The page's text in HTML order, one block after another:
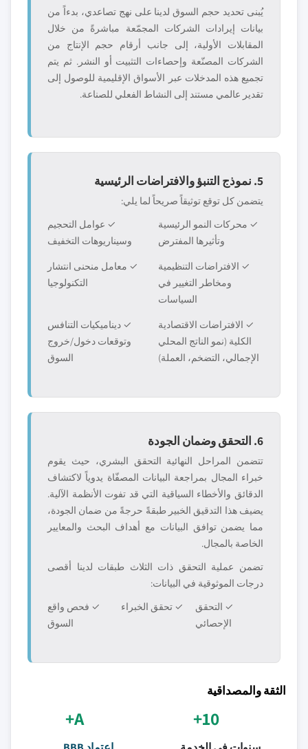
يُبنى تحديد حجم السوق لدينا على نهج تصاعدي، بدءاً من
بيانات إيرادات الشركات المجمّعة مباشرةً من خلال
المقابلات الأولية، إلى جانب أرقام حجم الإنتاج من
الشركات المصنّعة وإحصاءات التثبيت أو النشر. ثم يتم
تجميع هذه المدخلات عبر الأسواق الإقليمية للوصول إلى
تقدير عالمي مستند إلى النشاط الفعلي للصناعة.
5. نموذج التنبؤ والافتراضات الرئيسية
يتضمن كل توقع توثيقاً صريحاً لما يلي:
✓ محركات النمو الرئيسية
وتأثيرها المفترض
✓ عوامل التحجيم
وسيناريوهات التخفيف
✓ الافتراضات التنظيمية
ومخاطر التغيير في
السياسات
✓ معامل منحنى انتشار
التكنولوجيا
✓ الافتراضات الاقتصادية
الكلية (نمو الناتج المحلي
الإجمالي، التضخم، العملة)
✓ ديناميكيات التنافس
وتوقعات دخول/خروج
السوق
6. التحقق وضمان الجودة
تتضمن المراحل النهائية التحقق البشري، حيث يقوم
خبراء المجال بمراجعة البيانات المصفّاة يدوياً لاكتشاف
الدقائق والأخطاء السياقية التي قد تفوت الأنظمة الآلية.
يضيف هذا التدقيق الخبير طبقةً حرجةً من ضمان الجودة،
مما يضمن توافق البيانات مع أهداف البحث والمعايير
الخاصة بالمجال.
تضمن عملية التحقق ذات الثلاث طبقات لدينا أقصى
درجات الموثوقية في البيانات:
✓ التحقق
الإحصائي
✓ تحقق الخبراء
✓ فحص واقع
السوق
الثقة والمصداقية
10+
A+